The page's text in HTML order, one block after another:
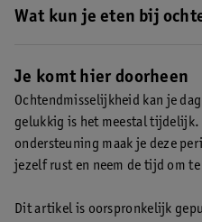
soms met de neiging om over te
Wat kun je eten bij
zoals crackers, beschuit of fruit
Ontdek hier meer tips over wat
ochtendmisselijkheid
Je komt hier doorheen
Ochtendmisselijkheid kan je
gelukkig is het meestal
ondersteuning maak je deze
jezelf rust en neem de tijd om
Dit artikel is oorspronkelijk